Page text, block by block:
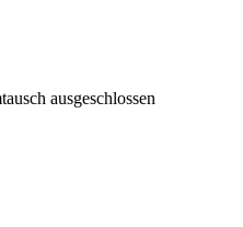
ausgeschlossen